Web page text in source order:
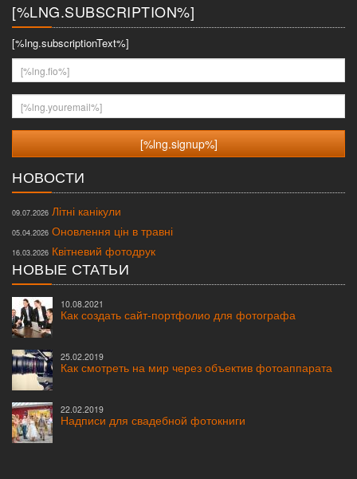
[%LNG.SUBSCRIPTION%]
[%lng.subscriptionText%]
[%lng.fio%]
[%lng.youremail%]
НОВОСТИ
09.07.2026 Літні канікули
05.04.2026 Оновлення цін в травні
16.03.2026 Квітневий фотодрук
НОВЫЕ СТАТЬИ
10.08.2021
Как создать сайт-портфолио для фотографа
25.02.2019
Как смотреть на мир через объектив фотоаппарата
22.02.2019
Надписи для свадебной фотокниги